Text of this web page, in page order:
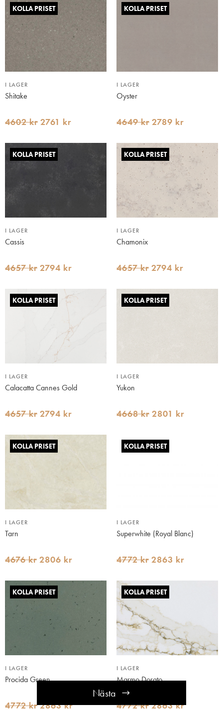
KOLLA PRISET
I LAGER
Shitake
4602 kr 2761 kr
KOLLA PRISET
I LAGER
Oyster
4649 kr 2789 kr
KOLLA PRISET
I LAGER
Cassis
4657 kr 2794 kr
KOLLA PRISET
I LAGER
Chamonix
4657 kr 2794 kr
KOLLA PRISET
I LAGER
Calacatta Cannes Gold
4657 kr 2794 kr
KOLLA PRISET
I LAGER
Yukon
4668 kr 2801 kr
KOLLA PRISET
I LAGER
Tarn
4676 kr 2806 kr
KOLLA PRISET
I LAGER
Superwhite (Royal Blanc)
4772 kr 2863 kr
KOLLA PRISET
I LAGER
Procida Green
4772 kr 2863 kr
KOLLA PRISET
I LAGER
Marmo Dorato
4772 kr 2863 kr
Nästa